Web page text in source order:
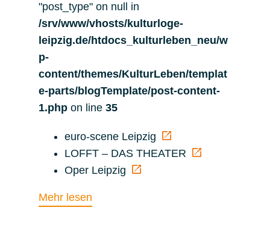
"post_type" on null in
/srv/www/vhosts/kulturloge-
leipzig.de/htdocs_kulturleben_neu/w
p-
content/themes/KulturLeben/templat
e-parts/blogTemplate/post-content-
1.php on line 35
euro-scene Leipzig
LOFFT – DAS THEATER
Oper Leipzig
Mehr lesen